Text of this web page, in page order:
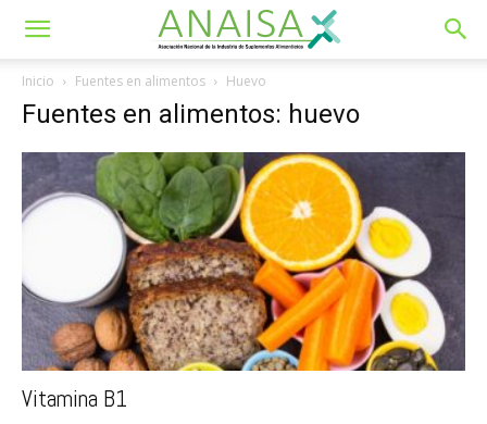
Inicio Fuentes en alimentos Huevo
Fuentes en alimentos: huevo
Vitamina B1